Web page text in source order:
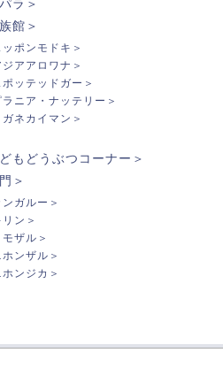
館＞
ポンモドキ＞
アアロワナ＞
ッテッドガー＞
ニア・ナッテリー＞
ネカイマン＞
もどうぶつコーナー＞
＞
ガルー＞
ン＞
ザル＞
ンザル＞
ンジカ＞